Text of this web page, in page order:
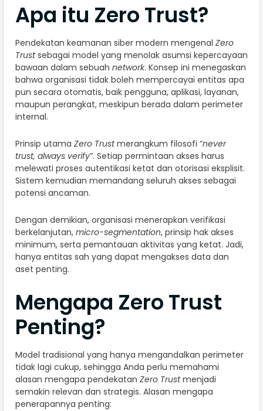
Apa itu Zero Trust?
Pendekatan keamanan siber modern mengenal Zero
Trustsebagai model yang menolak asumsi kepercayaan
bawaan dalam sebuah network. Konsep ini menegaskan
bahwa organisasi tidak boleh mempercayai entitas apa
pun secara otomatis, baik pengguna, aplikasi, layanan,
maupun perangkat, meskipun berada dalam perimeter
internal.
Prinsip utama Zero Trustmerangkum filosofi “never
trust, always verify”. Setiap permintaan akses harus
melewati proses autentikasi ketat dan otorisasi eksplisit.
Sistem kemudian memandang seluruh akses sebagai
potensi ancaman.
Dengan demikian, organisasi menerapkan verifikasi
berkelanjutan, micro-segmentation, prinsip hak akses
minimum, serta pemantauan aktivitas yang ketat. Jadi,
hanya entitas sah yang dapat mengakses data dan
aset penting.
Mengapa Zero Trust
Penting?
Model tradisional yang hanya mengandalkan perimeter
tidak lagi cukup, sehingga Anda perlu memahami
alasan mengapa pendekatan Zero Trustmenjadi
semakin relevan dan strategis. Alasan mengapa
penerapannya penting: